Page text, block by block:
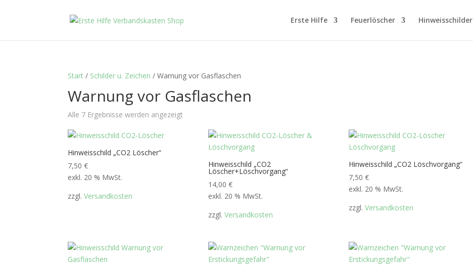
Erste Hilfe Feuerlöscher Hinweisschilder
Start / Schilder u. Zeichen / Warnung vor Gasflaschen
Warnung vor Gasflaschen
Alle 7 Ergebnisse werden angezeigt
Hinweisschild „CO2 Löscher“
7,50€
exkl. 20 % MwSt.
zzgl.Versandkosten
Hinweisschild „CO2
Löscher+Löschvorgang“
14,00€
exkl. 20 % MwSt.
zzgl.Versandkosten
Hinweisschild „CO2 Löschvorgang“
7,50€
exkl. 20 % MwSt.
zzgl.Versandkosten